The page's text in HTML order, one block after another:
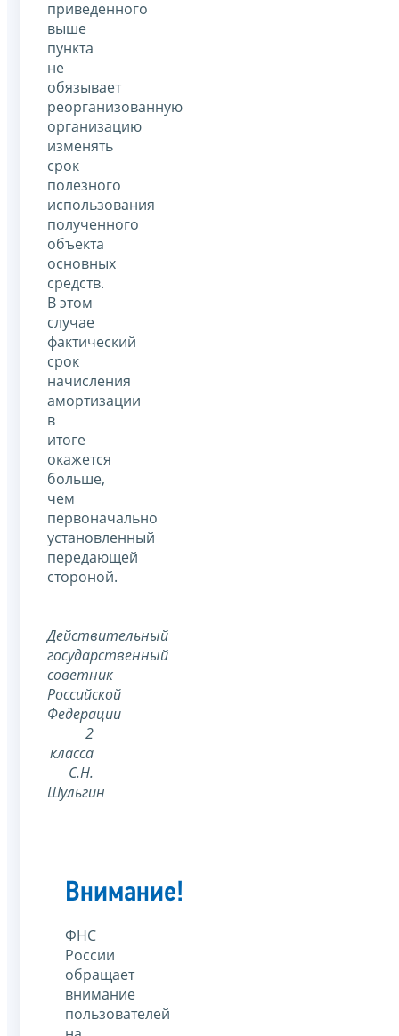
приведенного
выше
пункта
не
обязывает
реорганизованную
организацию
изменять
срок
полезного
использования
полученного
объекта
основных
средств.
В этом
случае
фактический
срок
начисления
амортизации
в
итоге
окажется
больше,
чем
первоначально
установленный
передающей
стороной.
Действительный
государственный
советник
Российской
Федерации
2
класса
С.Н.
Шульгин
Внимание!
ФНС
России
обращает
внимание
пользователей